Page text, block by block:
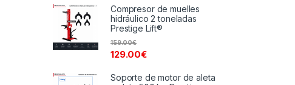
Compresor de muelles
hidráulico 2 toneladas
Prestige Lift®
129.00€
159.00€
Soporte de motor de aleta